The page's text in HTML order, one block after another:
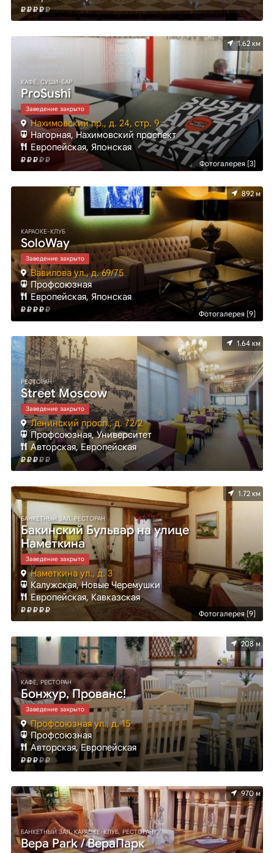
Фотогалерея [3]
1.62 км
КАФЕ, СУШИ-БАР
ProSushi
Заведение закрыто
Нахимовский пр., д. 24, стр. 9
Нагорная, Нахимовский проспект
Европейская, Японская
Фотогалерея [9]
892 м
КАРАОКЕ-КЛУБ
SoloWay
Заведение закрыто
Вавилова ул., д. 69/75
Профсоюзная
Европейская, Японская
1.64 км
РЕСТОРАН
Street Moscow
Заведение закрыто
Ленинский просп., д. 72/2
Профсоюзная, Университет
Авторская, Европейская
Фотогалерея [9]
1.72 км
БАНКЕТНЫЙ ЗАЛ, РЕСТОРАН
Бакинский Бульвар на улице
Наметкина
Заведение закрыто
Наметкина ул., д. 3
Калужская, Новые Черемушки
Европейская, Кавказская
208 м
КАФЕ, РЕСТОРАН
Бонжур, Прованс!
Заведение закрыто
Профсоюзная ул., д. 15
Профсоюзная
Авторская, Европейская
970 м
БАНКЕТНЫЙ ЗАЛ, КАРАОКЕ-КЛУБ, РЕСТОРАН
Вера Park / ВераПарк